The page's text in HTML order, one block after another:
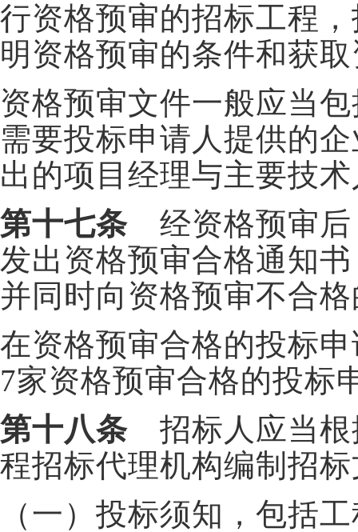
行资格预审的招标工程
明资格预审的条件和获
资格预审文件一般应当
需要投标申请人提供的
出的项目经理与主要技
第十七条 经资格预审
发出资格预审合格通知
并同时向资格预审不合
在资格预审合格的投标
7家资格预审合格的投标
第十八条 招标人应当
程招标代理机构编制招
（一）投标须知，包括